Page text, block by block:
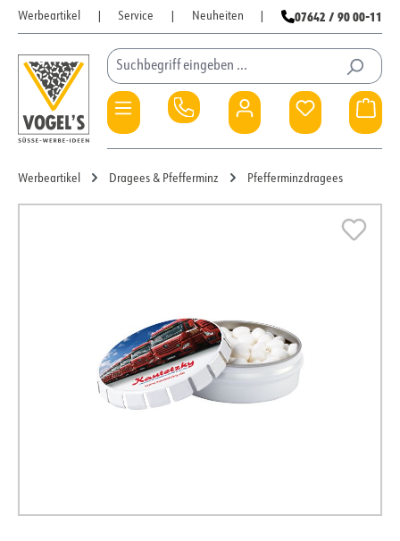
Zum Hauptinhalt springen
Werbeartikel Service Neuheiten 07642 / 90 00-11
Du hast 0
Werbeartikel Dragees & Pfefferminz Pfefferminzdragees